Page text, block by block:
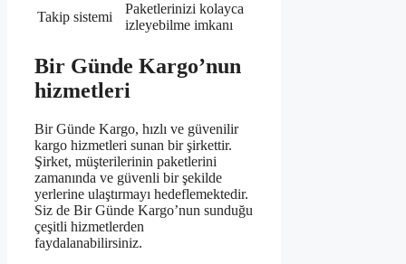
Takip sistemi
Paketlerinizi kolayca
izleyebilme imkanı
Bir Günde Kargo’nun
hizmetleri
Bir Günde Kargo, hızlı ve güvenilir
kargo hizmetleri sunan bir şirkettir.
Şirket, müşterilerinin paketlerini
zamanında ve güvenli bir şekilde
yerlerine ulaştırmayı hedeflemektedir.
Siz de Bir Günde Kargo’nun sunduğu
çeşitli hizmetlerden
faydalanabilirsiniz.